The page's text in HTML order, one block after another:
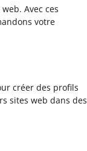
Avec ces
votre
créer des profils
sites web dans des